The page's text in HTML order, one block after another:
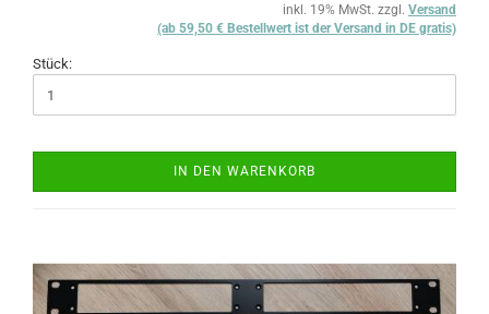
inkl. 19% MwSt. zzgl. Versand
(ab 59,50 € Bestellwert ist der Versand in DE gratis)
Stück:
IN DEN WARENKORB